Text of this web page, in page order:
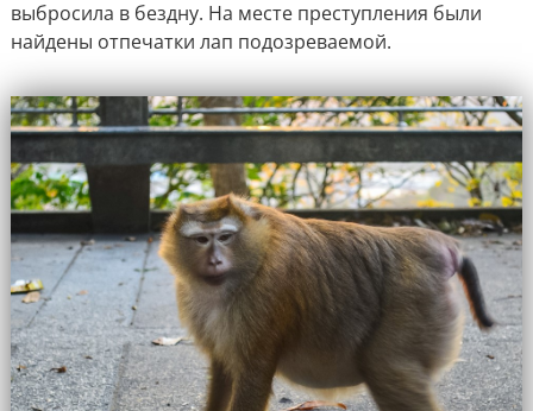
выбросила в бездну. На месте преступления были
найдены отпечатки лап подозреваемой.